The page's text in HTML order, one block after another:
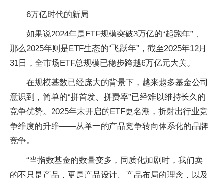
6万亿时代的新局
如果说2024年是ETF规模突破3万亿的“起跑年”，
那么2025年则是ETF生态的“飞跃年”，截至2025年12月
31日，全市场ETF总规模已稳步跨越6万亿元大关。
在规模基数已经庞大的背景下，越来越多基金公司
意识到，简单的“拼首发、拼费率”已经难以维持长久的
竞争优势。2025年末开启的ETF更名潮，折射出行业竞
争维度的升维——从单一的产品竞争转向体系化的品牌
竞争。
“当指数基金的数量变多，同质化加剧时，我们卖
的不只是产品，更是产品设计、产品布局的理念，以及